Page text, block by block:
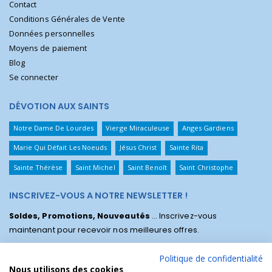
Contact
Conditions Générales de Vente
Données personnelles
Moyens de paiement
Blog
Se connecter
DÉVOTION AUX SAINTS
Notre Dame De Lourdes Vierge Miraculeuse Anges Gardiens
Marie Qui Défait Les Noeuds Jésus Christ Sainte Rita
Sainte Thérèse Saint Michel Saint Benoît Saint Christophe
INSCRIVEZ-VOUS A NOTRE NEWSLETTER !
Soldes, Promotions, Nouveautés ... Inscrivez-vous
maintenant pour recevoir nos meilleures offres.
Politique de confidentialité
Nous utilisons des cookies